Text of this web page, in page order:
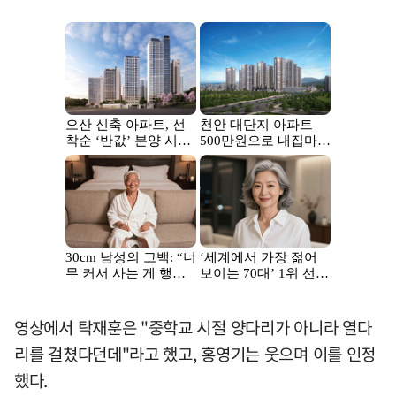
영상에서 탁재훈은 "중학교 시절 양다리가 아니라 열다
리를 걸쳤다던데"라고 했고, 홍영기는 웃으며 이를 인정
했다.